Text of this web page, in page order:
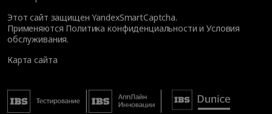
Этот сайт защищен YandexSmartCaptcha.
Применяются Политика конфиденциальности иУсловия
обслуживания.
Карта сайта